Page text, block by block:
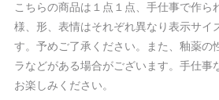
こちらの商品は１点１点、手仕事で作ら
様、形、表情はそれぞれ異なり表示サイ
す。予めご了承ください。また、釉薬の
ラなどがある場合がございます。手仕事
お楽しみください。